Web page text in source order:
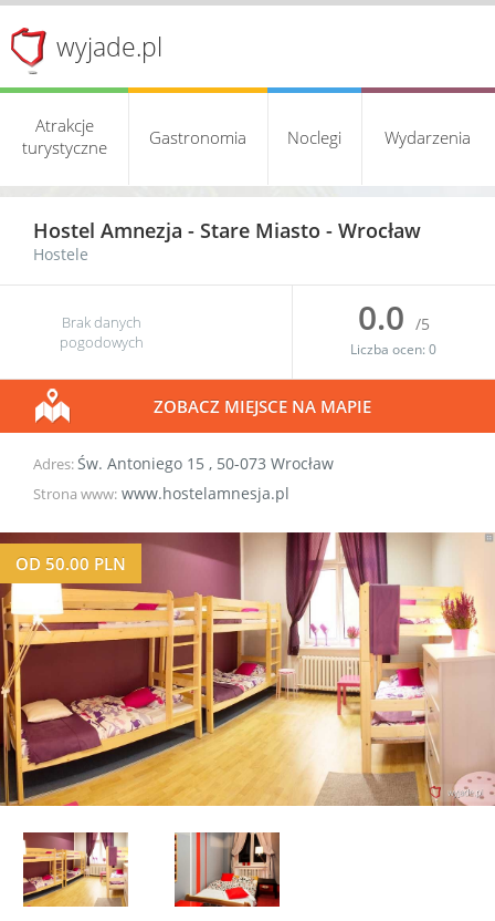
wyjade.pl
Atrakcje
turystyczne
Gastronomia Noclegi Wydarzenia
Hostel Amnezja - Stare Miasto - Wrocław
Hostele
Brak danych
pogodowych
0.0 /5
Liczba ocen:0
ZOBACZ MIEJSCE NA MAPIE
Adres:Św. Antoniego 15 , 50-073 Wrocław
Strona www: www.hostelamnesja.pl
OD 50.00 PLN